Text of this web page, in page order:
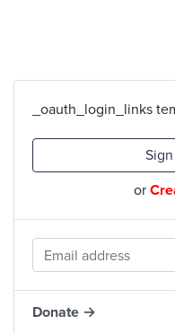
_oauth_login_links
or
Donate →